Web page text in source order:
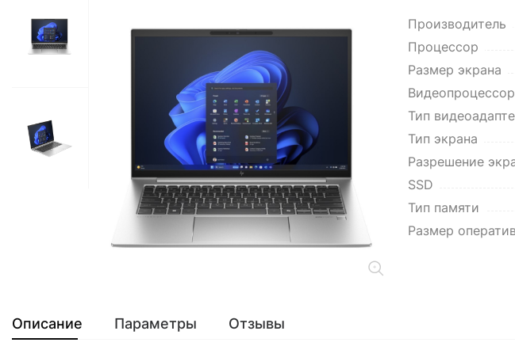
Производитель
Процессор
Размер экрана
Видеопроцессор
Тип
Тип экрана
Разрешение
SSD
Тип памяти
Размер
Описание Параметры Отзывы